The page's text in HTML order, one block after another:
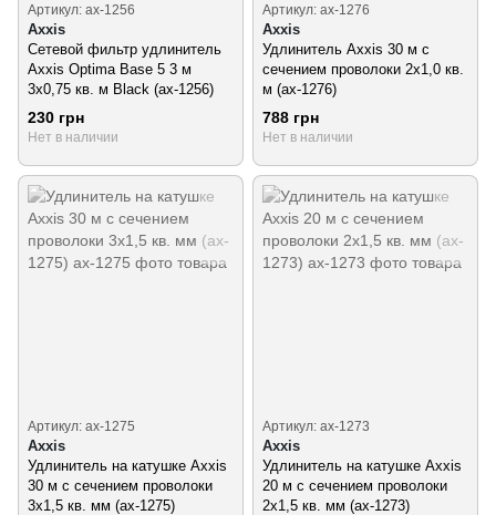
Артикул: ax-1256
Axxis
Сетевой фильтр удлинитель
Axxis Optima Base 5 3 м
3х0,75 кв. м Black (ax-1256)
230 грн
Нет в наличии
Артикул: ax-1276
Axxis
Удлинитель Axxis 30 м с
сечением проволоки 2х1,0 кв.
м (ax-1276)
788 грн
Нет в наличии
Артикул: ax-1275
Axxis
Удлинитель на катушке Axxis
30 м с сечением проволоки
3х1,5 кв. мм (ax-1275)
Артикул: ax-1273
Axxis
Удлинитель на катушке Axxis
20 м с сечением проволоки
2х1,5 кв. мм (ax-1273)